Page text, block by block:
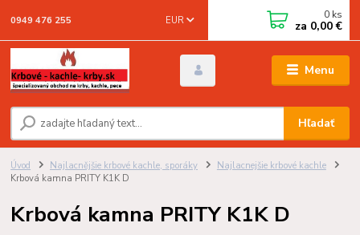
Menu
EUR
Hľadať
0949 476 255 0 ks
za 0,00 €
Úvod Najlacnějšie krbové kachle, sporáky
Najlacnejšie krbové kachle
Krbová kamna PRITY K1K D
Krbová kamna PRITY K1K D